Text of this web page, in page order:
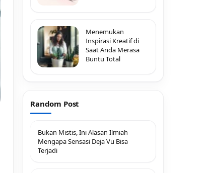
Menemukan
Inspirasi Kreatif di
Saat Anda Merasa
Buntu Total
Random Post
Bukan Mistis, Ini Alasan Ilmiah
Mengapa Sensasi Deja Vu Bisa
Terjadi